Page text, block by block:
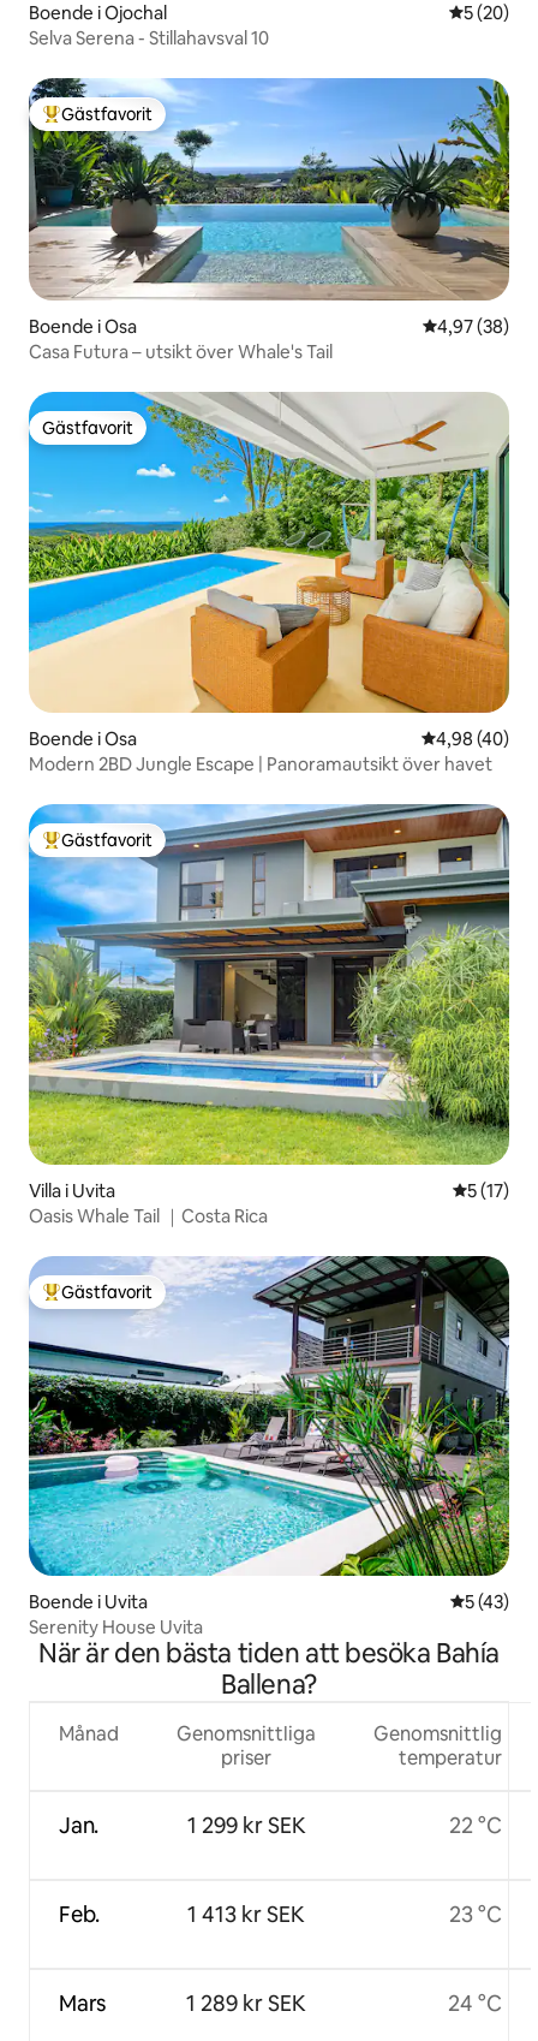
Boende i Ojochal 5 av 5 i
5 (20)
Selva Serena - Stillahavsval 10
Populär gästfavorit
Gästfavorit
Boende i Osa 4,97 av 5 i
4,97 (38)
Casa Futura – utsikt över Whale's Tail
Gästfavorit
Gästfavorit
Boende i Osa 4,98 av 5 i
4,98 (40)
Modern 2BD Jungle Escape | Panoramautsikt över havet
Populär gästfavorit
Gästfavorit
Villa i Uvita 5 av 5 i
5 (17)
Oasis Whale Tail ｜Costa Rica
Populär gästfavorit
Gästfavorit
Boende i Uvita 5 av 5 i
5 (43)
Serenity House Uvita
När är den bästa tiden att besöka Bahía
Ballena?
Månad
Jan.
Feb.
Mars
Genomsnittliga
priser
1 299 kr SEK
1 413 kr SEK
1 289 kr SEK
Genomsnittlig
temperatur
22 °C
23 °C
24 °C